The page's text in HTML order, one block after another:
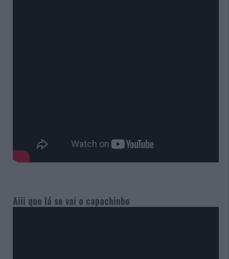
Aiii que lá se vai o capachinho